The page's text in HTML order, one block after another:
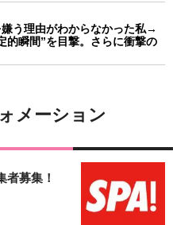
う理由がわからなかった私→
的瞬間”を目撃。さらに衝撃の
メーション
募集！